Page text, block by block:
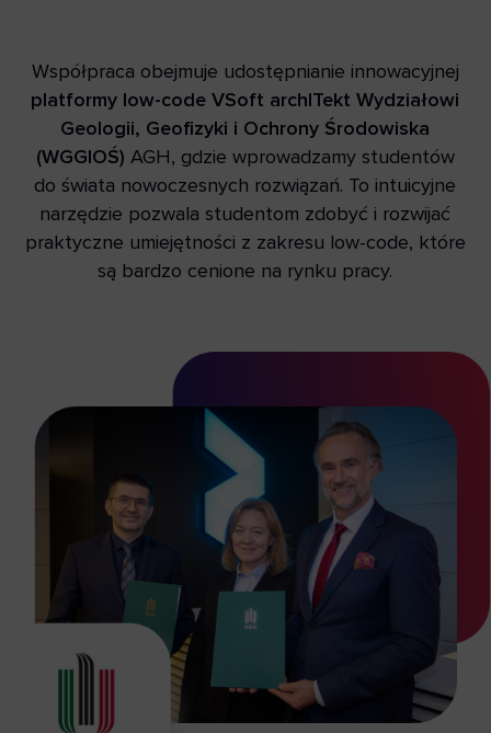
Współpraca obejmuje udostępnianie innowacyjnej
platformy low-code VSoft archITekt Wydziałowi
Geologii, Geofizyki i Ochrony Środowiska
(WGGIOŚ) AGH, gdzie wprowadzamy studentów
do świata nowoczesnych rozwiązań. To intuicyjne
narzędzie pozwala studentom zdobyć i rozwijać
praktyczne umiejętności z zakresu low-code, które
są bardzo cenione na rynku pracy.